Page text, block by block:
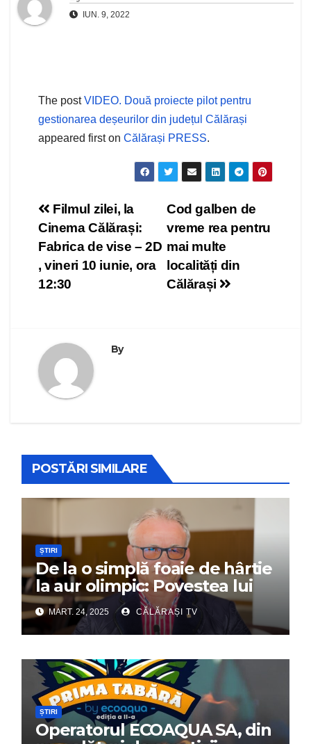
IUN. 9, 2022
The postVIDEO. Două proiecte pilot pentru
gestionarea deșeurilor din județul Călărași
appeared first on Călărași PRESS.
Navigare
în
articole
Cod galben de
vreme rea pentru
mai multe
localități din
Călărași
Filmul zilei, la
Cinema Călărași:
Fabrica de vise – 2D
, vineri 10 iunie, ora
12:30
By
POSTĂRI SIMILARE
ȘTIRI
De la o simplă foaie de hârtie
la aur olimpic: Povestea lui
Dumitru Chirilă
MART. 24, 2025 CĂLĂRAȘI TV
ȘTIRI
Operatorul ECOAQUA SA, din